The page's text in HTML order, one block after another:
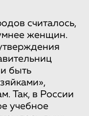
считалось,
женщин.
быть
Так, в России
учебное